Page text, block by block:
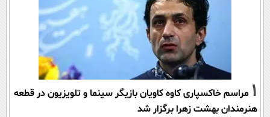
1 مراسم خاکسپاری کاوه کاویان بازیگر سینما و تلویزیون در قطعه
هنرمندان بهشت زهرا برگزار شد